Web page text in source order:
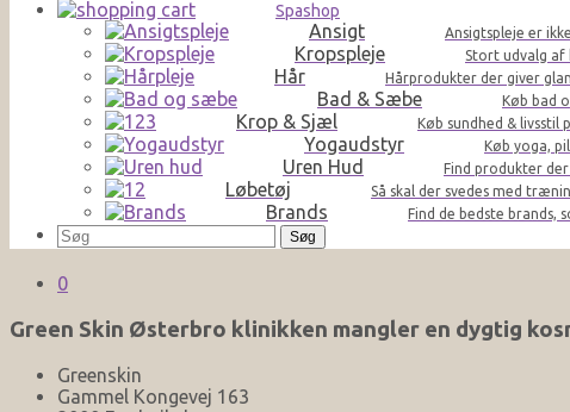
Spashop
Ansigt Ansigtspleje er
Kropspleje Stort udvalg af
Hår Hårprodukter der giver
Bad & Sæbe Køb bad
Krop & Sjæl Køb sundhed & livsstil
Yogaudstyr Køb yoga,
Uren Hud Find produkter
Løbetøj Så skal der svedes med
Brands Find de bedste brands,
Søg
efter:
0
Green Skin Østerbro klinikken mangler en dygtig
Greenskin
Gammel Kongevej 163